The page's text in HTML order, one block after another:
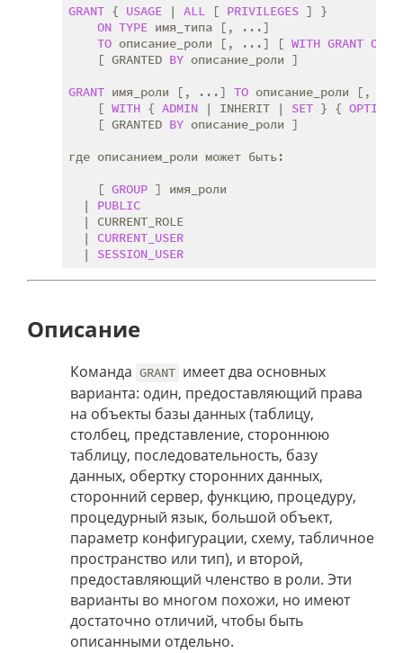
GRANT { USAGE | ALL [ PRIVILEGES ] }
ON TYPE имя_типа [, ...]
TO описание_роли [, ...] [ WITH GRANT
    [ GRANTED
BY описание_роли ]
GRANT имя_роли [, ...] TO описание_роли [,
    [
WITH { ADMIN | INHERIT | SET } { OPTION
    [ GRANTED
BY описание_роли ]
где описанием_роли может быть:
    [
GROUP ] имя_роли
  |
PUBLIC
  | CURRENT_ROLE
  |
CURRENT_USER
  |
SESSION_USER
Описание
Команда GRANT имеет два основных
варианта: один, предоставляющий права
на объекты базы данных (таблицу,
столбец, представление, стороннюю
таблицу, последовательность, базу
данных, обертку сторонних данных,
сторонний сервер, функцию, процедуру,
процедурный язык, большой объект,
параметр конфигурации, схему, табличное
пространство или тип), и второй,
предоставляющий членство в роли. Эти
варианты во многом похожи, но имеют
достаточно отличий, чтобы быть
описанными отдельно.